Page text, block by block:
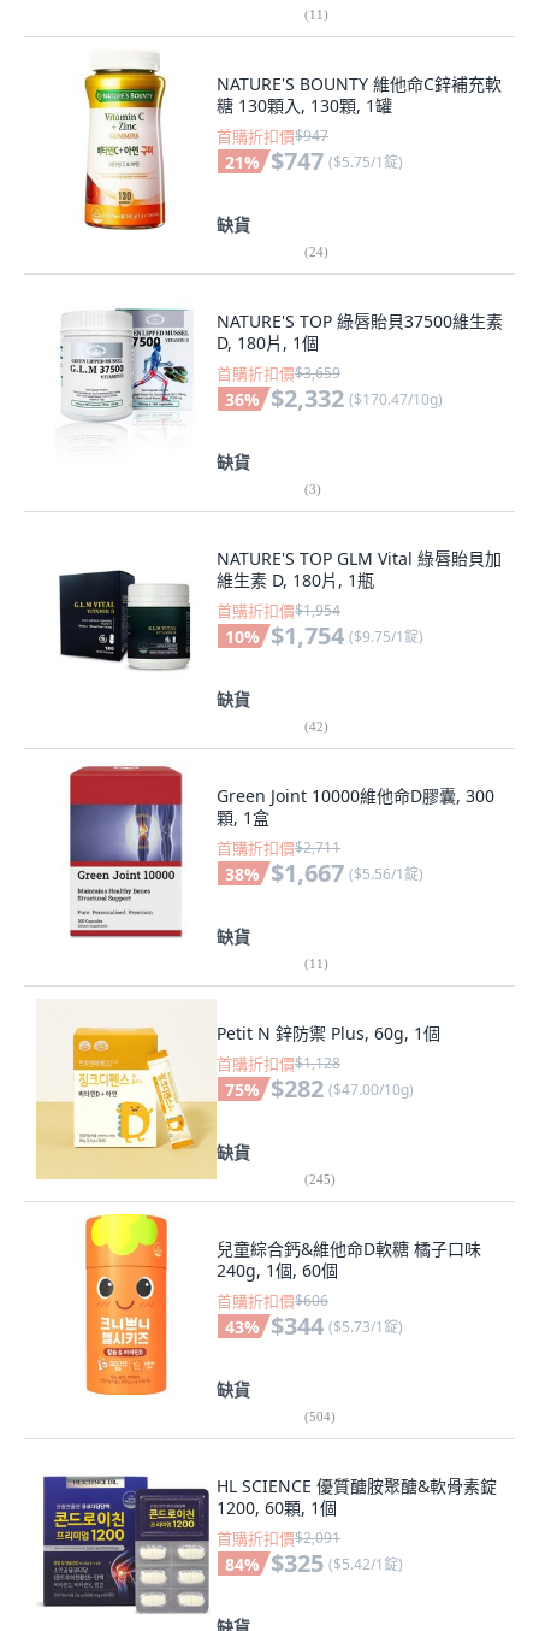
(11)
NATURE'S BOUNTY 維他命C鋅補充軟
糖 130顆入, 130顆, 1罐
首購折扣價$947
21% $747 ($5.75/1錠)
缺貨
(24)
NATURE'S TOP 綠唇貽貝37500維生素
D, 180片, 1個
首購折扣價$3,659
36% $2,332 ($170.47/10g)
缺貨
(3)
NATURE'S TOP GLM Vital 綠唇貽貝加
維生素 D, 180片, 1瓶
首購折扣價$1,954
10% $1,754 ($9.75/1錠)
缺貨
(42)
Green Joint 10000維他命D膠囊, 300
顆, 1盒
首購折扣價$2,711
38% $1,667 ($5.56/1錠)
缺貨
(11)
Petit N 鋅防禦 Plus, 60g, 1個
首購折扣價$1,128
75% $282 ($47.00/10g)
缺貨
(245)
兒童綜合鈣&維他命D軟糖 橘子口味
240g, 1個, 60個
首購折扣價$606
43% $344 ($5.73/1錠)
缺貨
(504)
HL SCIENCE 優質醣胺聚醣&軟骨素錠
1200, 60顆, 1個
首購折扣價$2,091
84% $325 ($5.42/1錠)